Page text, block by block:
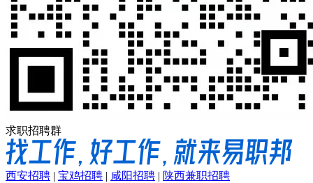
求职招聘群
西安招聘 | 宝鸡招聘 | 咸阳招聘 | 陕西兼职招聘